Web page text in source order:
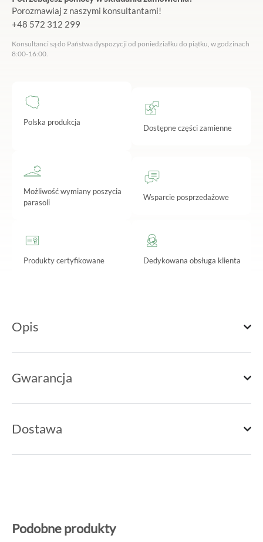
Porozmawiaj z naszymi konsultantami!
+48 572 312 299
Konsultanci są do Państwa dyspozycji od poniedziałku do piątku, w godzinach
8:00-16:00.
Polska produkcja
Dostępne części zamienne
Możliwość wymiany poszycia
parasoli
Wsparcie posprzedażowe
Produkty certyfikowane Dedykowana obsługa klienta
Opis
Gwarancja
Dostawa
Podobne produkty